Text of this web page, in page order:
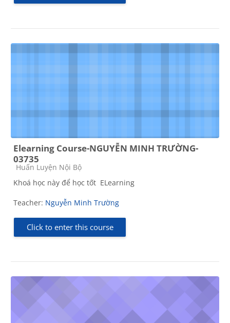
Elearning Course-NGUYỄN MINH TRƯỜNG-
03735
Course category
Huấn Luyện Nội Bộ
Khoá học này để học tốt ELearning
Teacher: Nguyễn Minh Trường
Click to enter this course